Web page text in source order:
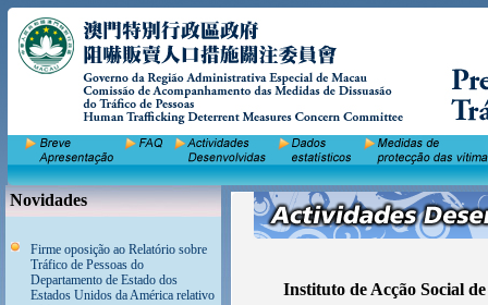
Novidades
Firme oposição ao Relatório sobre
Tráfico de Pessoas do
Departamento de Estado dos
Estados Unidos da América relativo
Instituto de Acção Social